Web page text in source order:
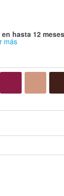
en hasta 12 meses
más